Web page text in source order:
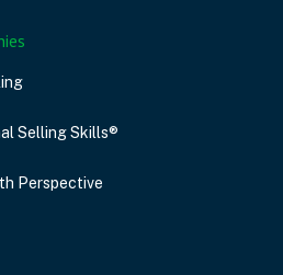
Selling Skills®
Perspective